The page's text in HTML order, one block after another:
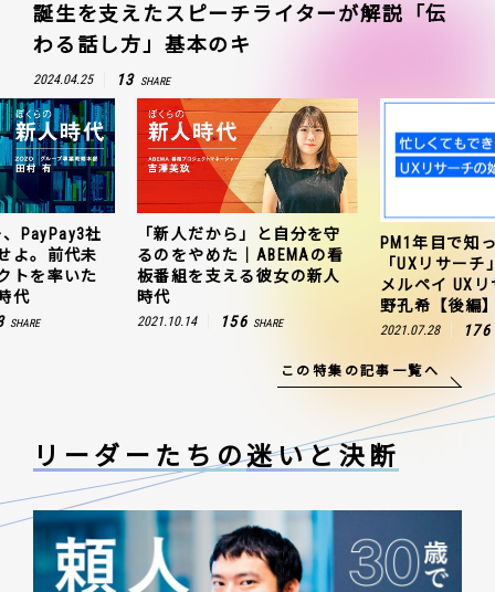
誕生を支えたスピーチライターが解説「伝
わる話し方」基本のキ
2024.04.25 13 SHARE
PayPay3社
よ。前代未
トを率いた
代
SHARE
「新人だから」と自分を守
るのをやめた｜ABEMAの看
板番組を支える彼女の新人
時代
2021.10.14 156 SHARE
PM1年目で知
「UXリサー
メルペイ UX
野孔希【後編
2021.07.28 176
この特集の記事一覧へ
リーダーたちの迷いと決断